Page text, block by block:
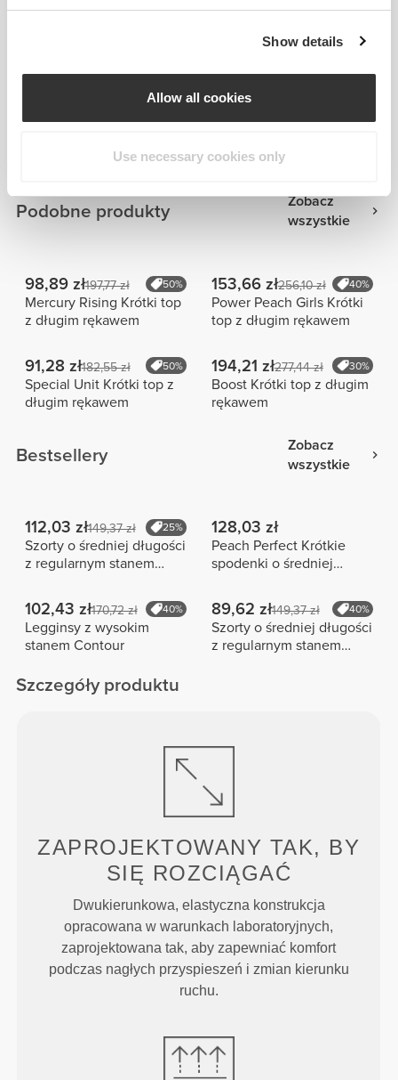
Show details
Allow all cookies
Use necessary cookies only
Ogólne recenzje
Podobne produkty
Zobacz
wszystkie
98,89 zł197,77 zł 50%
Mercury Rising Krótki top
z długim rękawem
153,66 zł256,10 zł 40%
Power Peach Girls Krótki
top z długim rękawem
91,28 zł182,55 zł 50%
Special Unit Krótki top z
długim rękawem
194,21 zł277,44 zł 30%
Boost Krótki top z długim
rękawem
Bestsellery
Zobacz
wszystkie
112,03 zł149,37 zł 25%
Szorty o średniej długości
z regularnym stanem
128,03 zł
Peach Perfect Krótkie
spodenki o średniej
stanem
102,43 zł170,72 zł 40%
Legginsy z wysokim
stanem Contour
89,62 zł149,37 zł 40%
Szorty o średniej długości
z regularnym stanem
Szczegóły produktu
ZAPROJEKTOWANY TAK, BY
SIĘ ROZCIĄGAĆ
Dwukierunkowa, elastyczna konstrukcja
opracowana w warunkach laboratoryjnych,
zaprojektowana tak, aby zapewniać komfort
podczas nagłych przyspieszeń i zmian kierunku
ruchu.